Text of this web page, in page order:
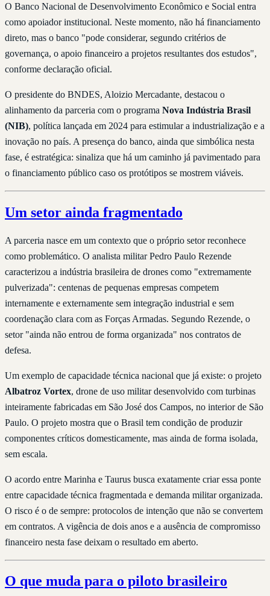
O Banco Nacional de Desenvolvimento Econômico e Social entra
como apoiador institucional. Neste momento, não há financiamento
direto, mas o banco "pode considerar, segundo critérios de
governança, o apoio financeiro a projetos resultantes dos estudos",
conforme declaração oficial.
O presidente do BNDES, Aloizio Mercadante, destacou o
alinhamento da parceria com o programa Nova Indústria Brasil
(NIB), política lançada em 2024 para estimular a industrialização e a
inovação no país. A presença do banco, ainda que simbólica nesta
fase, é estratégica: sinaliza que há um caminho já pavimentado para
o financiamento público caso os protótipos se mostrem viáveis.
Um setor ainda fragmentado
A parceria nasce em um contexto que o próprio setor reconhece
como problemático. O analista militar Pedro Paulo Rezende
caracterizou a indústria brasileira de drones como "extremamente
pulverizada": centenas de pequenas empresas competem
internamente e externamente sem integração industrial e sem
coordenação clara com as Forças Armadas. Segundo Rezende, o
setor "ainda não entrou de forma organizada" nos contratos de
defesa.
Um exemplo de capacidade técnica nacional que já existe: o projeto
Albatroz Vortex, drone de uso militar desenvolvido com turbinas
inteiramente fabricadas em São José dos Campos, no interior de São
Paulo. O projeto mostra que o Brasil tem condição de produzir
componentes críticos domesticamente, mas ainda de forma isolada,
sem escala.
O acordo entre Marinha e Taurus busca exatamente criar essa ponte
entre capacidade técnica fragmentada e demanda militar organizada.
O risco é o de sempre: protocolos de intenção que não se convertem
em contratos. A vigência de dois anos e a ausência de compromisso
financeiro nesta fase deixam o resultado em aberto.
O que muda para o piloto brasileiro